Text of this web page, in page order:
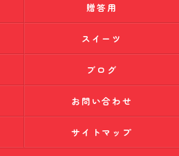
贈答用
スイーツ
ブログ
お問い合わせ
サイトマップ